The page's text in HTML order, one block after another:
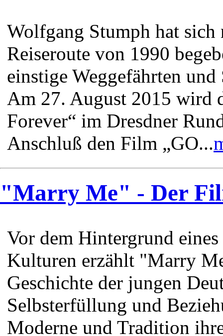
Wolfgang Stumph hat
Reiseroute von 1990
einstige Weggefährten
Am 27. August 2015 wird
Forever“ im Dresdner
Anschluß den Film „GO...
"Marry Me" - Der
Vor dem Hintergrund
Kulturen erzählt "Marry
Geschichte der jungen
Selbsterfüllung und
Moderne und Tradition